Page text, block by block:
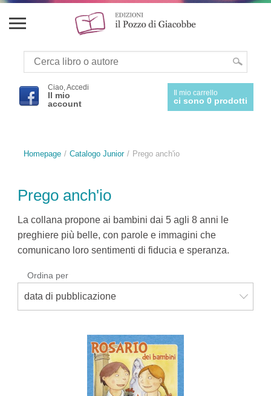
Ciao, Accedi
Il mio
account
Il mio carrello
ci sono 0 prodotti
Homepage Catalogo Junior Prego anch'io
Prego anch'io
La collana propone ai bambini dai 5 agli 8 anni le
preghiere più belle, con parole e immagini che
comunicano loro sentimenti di fiducia e speranza.
Ordina per
data di pubblicazione